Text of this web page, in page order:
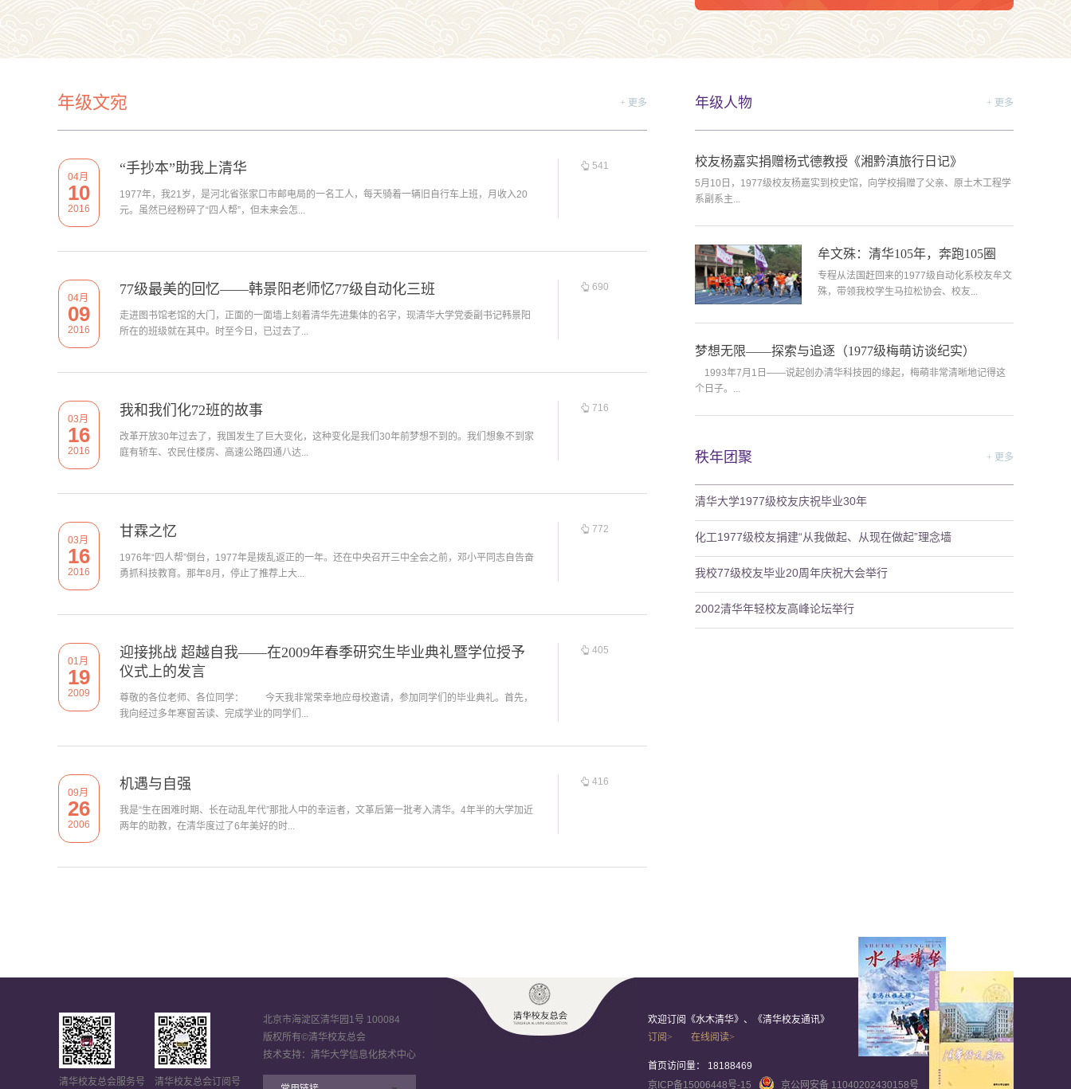
+ 更多
年级人物
校友杨嘉实捐赠杨式德教授《湘黔滇旅行日记》
5月10日，1977级校友杨嘉实到校史馆，向学校捐赠了父亲、原土木工程学
系副系主...
牟文殊：清华105年，奔跑105圈
专程从法国赶回来的1977级自动化系校友牟文
殊，带领我校学生马拉松协会、校友...
梦想无限——探索与追逐（1977级梅萌访谈纪实）
1993年7月1日——说起创办清华科技园的缘起，梅萌非常清晰地记得这
个日子。...
+ 更多
秩年团聚
清华大学1977级校友庆祝毕业30年
化工1977级校友捐建“从我做起、从现在做起”理念墙
我校77级校友毕业20周年庆祝大会举行
2002清华年轻校友高峰论坛举行
+ 更多
年级文宛
04月
10
2016
“手抄本”助我上清华
1977年，我21岁，是河北省张家口市邮电局的一名工人，每天骑着一辆旧自行车上班，月收入20
元。虽然已经粉碎了“四人帮”，但未来会怎...
541
04月
09
2016
77级最美的回忆——韩景阳老师忆77级自动化三班
走进图书馆老馆的大门，正面的一面墙上刻着清华先进集体的名字，现清华大学党委副书记韩景阳
所在的班级就在其中。时至今日，已过去了...
690
03月
16
2016
我和我们化72班的故事
改革开放30年过去了，我国发生了巨大变化，这种变化是我们30年前梦想不到的。我们想象不到家
庭有轿车、农民住楼房、高速公路四通八达...
716
03月
16
2016
甘霖之忆
1976年“四人帮”倒台，1977年是拨乱返正的一年。还在中央召开三中全会之前，邓小平同志自告奋
勇抓科技教育。那年8月，停止了推荐上大...
772
01月
19
2009
迎接挑战 超越自我——在2009年春季研究生毕业典礼暨学位授予
仪式上的发言
尊敬的各位老师、各位同学： 今天我非常荣幸地应母校邀请，参加同学们的毕业典礼。首先，
我向经过多年寒窗苦读、完成学业的同学们...
405
09月
26
2006
机遇与自强
我是“生在困难时期、长在动乱年代”那批人中的幸运者，文革后第一批考入清华。4年半的大学加近
两年的助教，在清华度过了6年美好的时...
416
清华校友总会服务号 清华校友总会订阅号
北京市海淀区清华园1号 100084
版权所有©清华校友总会
技术支持：清华大学信息化技术中心
欢迎订阅《水木清华》、《清华校友通讯》
订阅>
在线阅读>
首页访问量： 18188469
京ICP备15006448号-15
京公网安备 11040202430158号